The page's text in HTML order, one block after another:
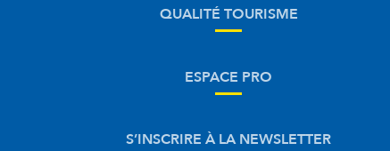
QUALITÉ TOURISME
ESPACE PRO
S’INSCRIRE À LA NEWSLETTER